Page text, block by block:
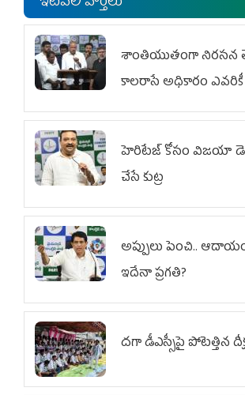
శాంతియుతంగా నిరసన
కాలరాసే అధికారం ఎవరికీ
హెరిటేజ్ కోసం విజయా
చేసే కుట్ర‌
అప్పులు పెంచి.. ఆదాయం
ఇదేనా ప్రగతి?
దగా డీఎస్సీపై పోటెత్తిన